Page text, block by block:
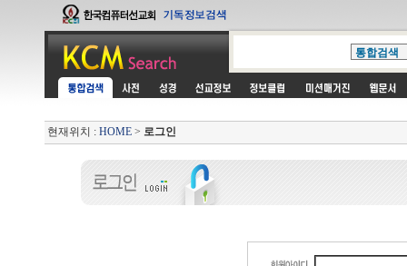
현재위치 : HOME > 로그인